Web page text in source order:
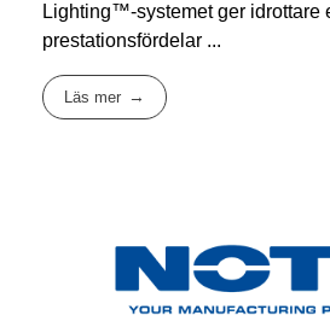
Lighting™-systemet ger idrottare
prestationsfördelar ...
Läs mer